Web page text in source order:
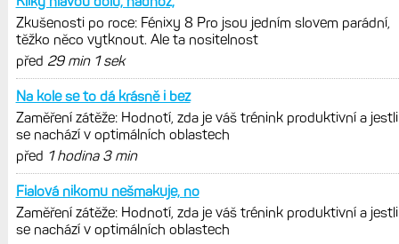
Zaměření zátěže: Hodnotí, zda je váš
trénink produktivní a jestli se nachází
v optimálních oblastech
Garmin poprvé překonal hranici
300 dolarů. Cena akcií za devět
měsíců výrazně vzrostla
Elektrokola s motorem Bosch se
konečně mohou propojit s Garminem.
Zatím ale jen s Edge